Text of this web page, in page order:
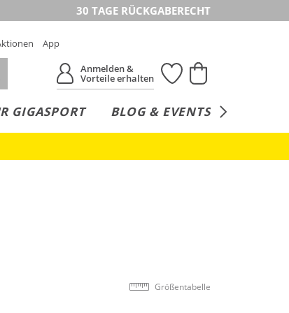
30 TAGE RÜCKGABERECHT
App
Anmelden &
Vorteile erhalten
GIGASPORT BLOG & EVENTS
Größentabelle